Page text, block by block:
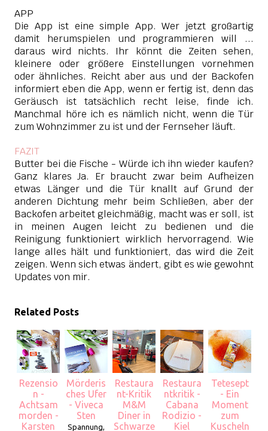
APP
Die App ist eine simple App. Wer jetzt großartig
damit herumspielen und programmieren will ...
daraus wird nichts. Ihr könnt die Zeiten sehen,
kleinere oder größere Einstellungen vornehmen
oder ähnliches. Reicht aber aus und der Backofen
informiert eben die App, wenn er fertig ist, denn das
Geräusch ist tatsächlich recht leise, finde ich.
Manchmal höre ich es nämlich nicht, wenn die Tür
zum Wohnzimmer zu ist und der Fernseher läuft.
FAZIT
Butter bei die Fische - Würde ich ihn wieder kaufen?
Ganz klares Ja. Er braucht zwar beim Aufheizen
etwas Länger und die Tür knallt auf Grund der
anderen Dichtung mehr beim Schließen, aber der
Backofen arbeitet gleichmäßig, macht was er soll, ist
in meinen Augen leicht zu bedienen und die
Reinigung funktioniert wirklich hervorragend. Wie
lange alles hält und funktioniert, das wird die Zeit
zeigen. Wenn sich etwas ändert, gibt es wie gewohnt
Updates von mir.
Related Posts
Rezensio
n -
Achtsam
morden -
Karsten
Mörderis
ches Ufer
- Viveca
Sten
Spannung,
Restaura
nt-Kritik
M&M
Diner in
Schwarze
Restaura
ntkritik -
Cabana
Rodizio -
Kiel
Tetesept
- Ein
Moment
zum
Kuscheln